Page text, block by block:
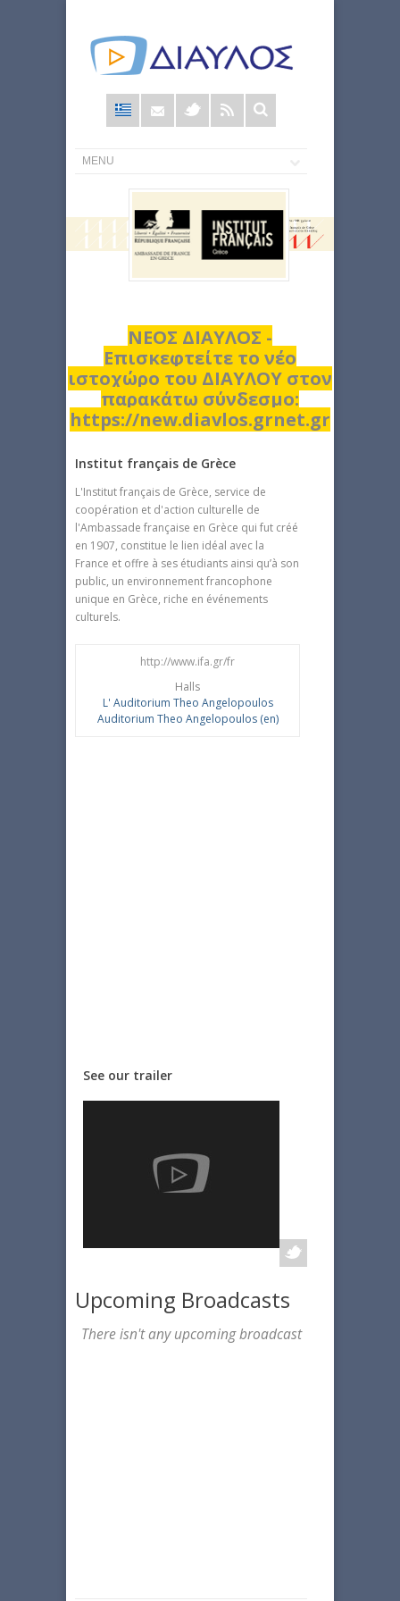
Φόρμα
αναζήτησης
ΝΕΟΣ ΔΙΑΥΛΟΣ -
Επισκεφτείτε το νέο
ιστοχώρο του ΔΙΑΥΛΟΥ στον
παρακάτω σύνδεσμο:
https://new.diavlos.grnet.gr
Institut français de Grèce
L'Institut français de Grèce, service de
coopération et d'action culturelle de
l'Ambassade française en Grèce qui fut créé
en 1907, constitue le lien idéal avec la
France et offre à ses étudiants ainsi qu’à son
public, un environnement francophone
unique en Grèce, riche en événements
culturels.
http://www.ifa.gr/fr
Halls
L' Auditorium Theo Angelopoulos
Auditorium Theo Angelopoulos (en)
See our trailer
Upcoming Broadcasts
There isn't any upcoming broadcast